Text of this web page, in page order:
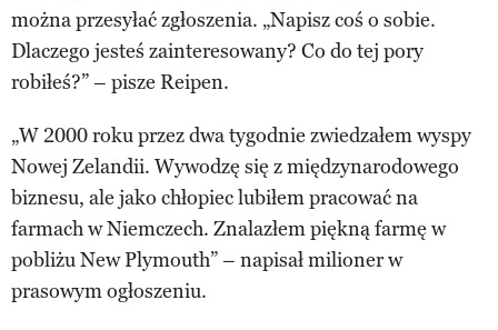
można przesyłać zgłoszenia. „Napisz coś o sobie.
Dlaczego jesteś zainteresowany? Co do tej pory
robiłeś?” – pisze Reipen.
„W 2000 roku przez dwa tygodnie zwiedzałem wyspy
Nowej Zelandii. Wywodzę się z międzynarodowego
biznesu, ale jako chłopiec lubiłem pracować na
farmach w Niemczech. Znalazłem piękną farmę w
pobliżu New Plymouth” – napisał milioner w
prasowym ogłoszeniu.